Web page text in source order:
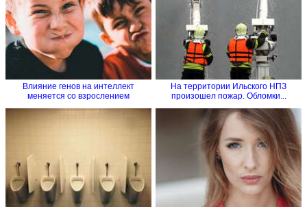
Влияние генов на интеллект
меняется со взрослением
На территории Ильского НПЗ
произошел пожар. Обломки...